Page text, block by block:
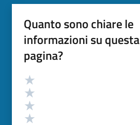
Quanto sono chiare le
informazioni su questa
pagina?
Valutazione